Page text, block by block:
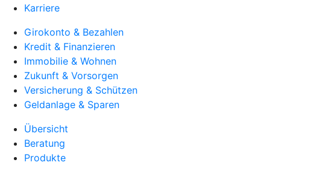
Karriere
Girokonto & Bezahlen
Kredit & Finanzieren
Immobilie & Wohnen
Zukunft & Vorsorgen
Versicherung & Schützen
Geldanlage & Sparen
Übersicht
Beratung
Produkte